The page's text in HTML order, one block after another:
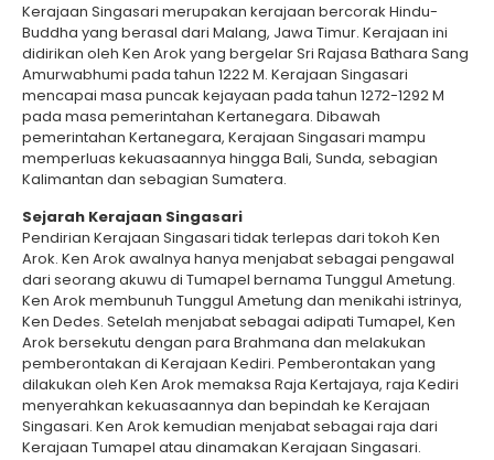
Kerajaan Singasari merupakan kerajaan bercorak Hindu-
Buddha yang berasal dari Malang, Jawa Timur. Kerajaan ini
didirikan oleh Ken Arok yang bergelar Sri Rajasa Bathara Sang
Amurwabhumi pada tahun 1222 M. Kerajaan Singasari
mencapai masa puncak kejayaan pada tahun 1272-1292 M
pada masa pemerintahan Kertanegara. Dibawah
pemerintahan Kertanegara, Kerajaan Singasari mampu
memperluas kekuasaannya hingga Bali, Sunda, sebagian
Kalimantan dan sebagian Sumatera.
Sejarah Kerajaan Singasari
Pendirian Kerajaan Singasari tidak terlepas dari tokoh Ken
Arok. Ken Arok awalnya hanya menjabat sebagai pengawal
dari seorang akuwu di Tumapel bernama Tunggul Ametung.
Ken Arok membunuh Tunggul Ametung dan menikahi istrinya,
Ken Dedes. Setelah menjabat sebagai adipati Tumapel, Ken
Arok bersekutu dengan para Brahmana dan melakukan
pemberontakan di Kerajaan Kediri. Pemberontakan yang
dilakukan oleh Ken Arok memaksa Raja Kertajaya, raja Kediri
menyerahkan kekuasaannya dan bepindah ke Kerajaan
Singasari. Ken Arok kemudian menjabat sebagai raja dari
Kerajaan Tumapel atau dinamakan Kerajaan Singasari.